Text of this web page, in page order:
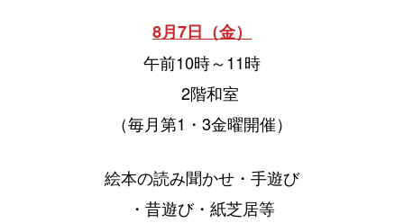
8月7日（金）
午前10時～11時
2階和室
（毎月第1・3金曜開催）
絵本の読み聞かせ・手遊び
・昔遊び・紙芝居等